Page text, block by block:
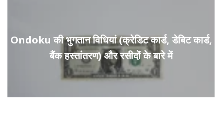
Ondoku की भुगतान विधियां (क्रेडिट कार्ड, डेबिट कार्ड,
बैंक हस्तांतरण) और रसीदों के बारे में